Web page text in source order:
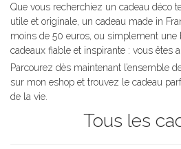
Que vous recherchiez un cadeau déco
utile et originale, un cadeau made in
moins de 50 euros, ou simplement une
cadeaux fiable et inspirante : vous êtes
Parcourez dès maintenant l’ensemble
sur mon eshop et trouvez le cadeau
de la vie.
Tous les